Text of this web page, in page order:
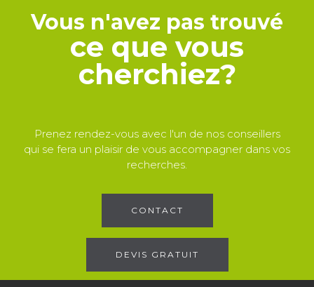
Vous n'avez pas trouvé
ce que vous
cherchiez?
Prenez rendez-vous avec l'un de nos conseillers
qui se fera un plaisir de vous accompagner dans vos
recherches.
CONTACT
DEVIS GRATUIT